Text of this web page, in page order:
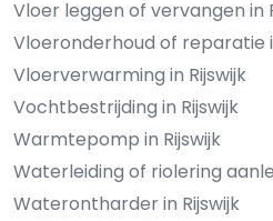
Vloer leggen of vervangen in
Vloeronderhoud of reparatie
Vloerverwarming in Rijswijk
Vochtbestrijding in Rijswijk
Warmtepomp in Rijswijk
Waterleiding of riolering
Waterontharder in Rijswijk